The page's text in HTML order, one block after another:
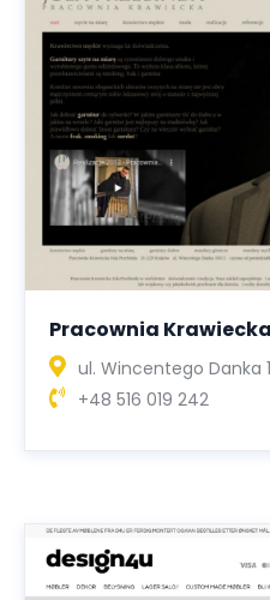
Pracownia
ul. Wincentego Danka
+48 516 019 242